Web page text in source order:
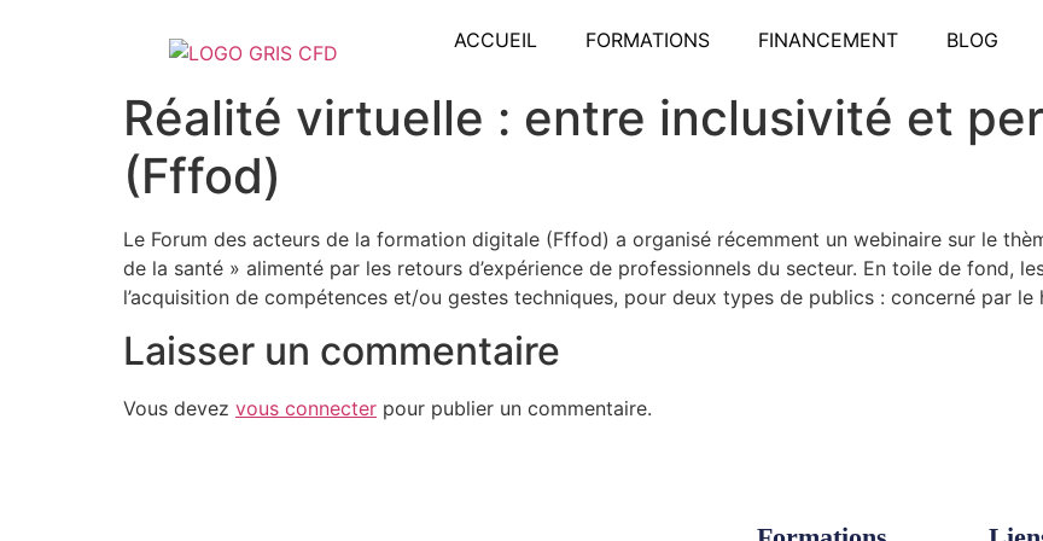
ACCUEIL FORMATIONS FINANCEMENT BLOG
Réalité virtuelle : entre inclusivité et
(Fffod)
Le Forum des acteurs de la formation digitale (Fffod) a organisé récemment un webinaire sur le
de la santé » alimenté par les retours d’expérience de professionnels du secteur. En toile de fond,
l’acquisition de compétences et/ou gestes techniques, pour deux types de publics : concerné par le
Laisser un commentaire
Vous devez vous connecter pour publier un commentaire.